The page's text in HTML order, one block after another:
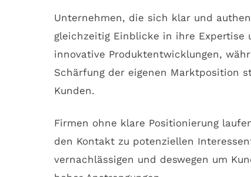
Unternehmen, die sich klar und
gleichzeitig Einblicke in ihre Expertise
innovative Produktentwicklungen,
Schärfung der eigenen Marktposition
Kunden.
Firmen ohne klare Positionierung
den Kontakt zu potenziellen
vernachlässigen und deswegen um